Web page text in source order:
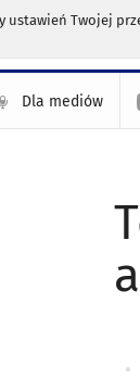
ustawień Twojej
Dla mediów